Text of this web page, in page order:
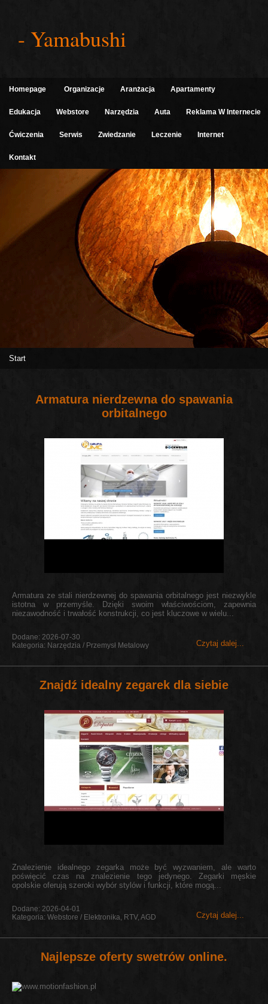
- Yamabushi
Homepage Organizacje Aranżacja Apartamenty
Edukacja Webstore Narzędzia Auta Reklama W Internecie
Ćwiczenia Serwis Zwiedzanie Leczenie Internet
Kontakt
Start
Armatura nierdzewna do spawania
orbitalnego
Armatura ze stali nierdzewnej do spawania orbitalnego jest niezwykle
istotna w przemyśle. Dzięki swoim właściwościom, zapewnia
niezawodność i trwałość konstrukcji, co jest kluczowe w wielu...
Czytaj dalej...
Dodane: 2026-07-30
Kategoria: Narzędzia / Przemysł Metalowy
Znajdź idealny zegarek dla siebie
Znalezienie idealnego zegarka może być wyzwaniem, ale warto
poświęcić czas na znalezienie tego jedynego. Zegarki męskie
opolskie oferują szeroki wybór stylów i funkcji, które mogą...
Czytaj dalej...
Dodane: 2026-04-01
Kategoria: Webstore / Elektronika, RTV, AGD
Najlepsze oferty swetrów online.